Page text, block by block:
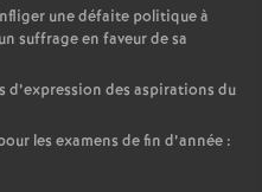
une défaite politique à
suffrage en faveur de sa
d’expression des aspirations du
les examens de fin d’année :